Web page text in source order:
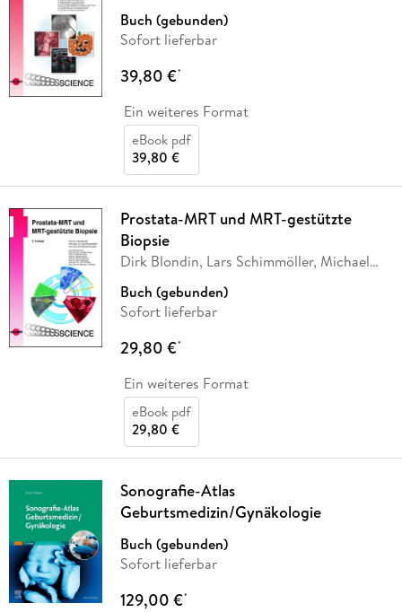
Buch (gebunden)
Sofort lieferbar
39,80 €*
Ein weiteres Format
eBook pdf
39,80 €
Prostata-MRT und MRT-gestützte
Biopsie
Dirk Blondin, Lars Schimmöller, Michael
Buch (gebunden)
Sofort lieferbar
29,80 €*
Ein weiteres Format
eBook pdf
29,80 €
Sonografie-Atlas
Geburtsmedizin/Gynäkologie
Buch (gebunden)
Sofort lieferbar
129,00 €*